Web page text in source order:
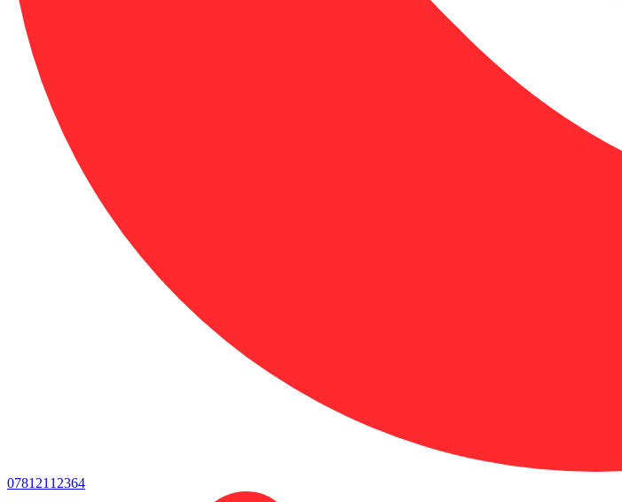
07812112364